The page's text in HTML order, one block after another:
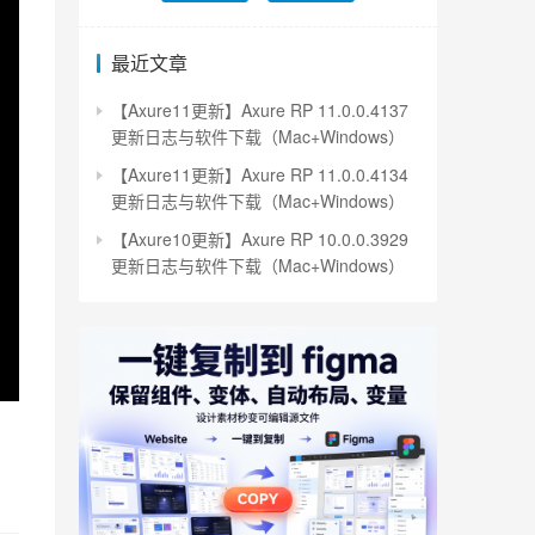
最近文章
【Axure11更新】Axure RP 11.0.0.4137
更新日志与软件下载（Mac+Windows）
【Axure11更新】Axure RP 11.0.0.4134
更新日志与软件下载（Mac+Windows）
【Axure10更新】Axure RP 10.0.0.3929
更新日志与软件下载（Mac+Windows）